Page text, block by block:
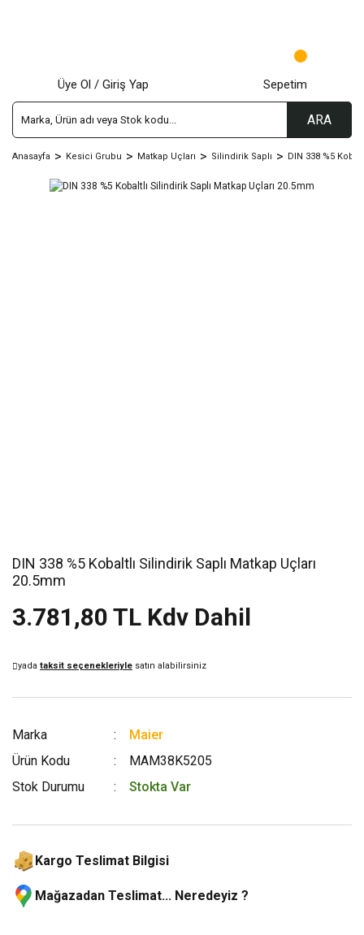
ARA
Üye Ol / Giriş Yap Sepetim
Anasayfa Kesici Grubu Matkap Uçları Silindirik Saplı DIN 338 %5
DIN 338 %5 Kobaltlı Silindirik Saplı Matkap Uçları
20.5mm
3.781,80 TL Kdv Dahil
yada taksit seçenekleriyle satın alabilirsiniz
Marka
Maier
Ürün Kodu
MAM38K5205
Stok Durumu
Stokta Var
Kargo Teslimat Bilgisi
Mağazadan Teslimat... Neredeyiz ?